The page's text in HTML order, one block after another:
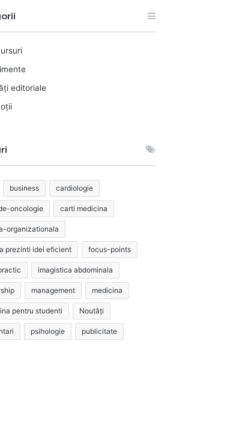
editoriale
business cardiologie
oncologie carti medicina
organizationala
prezinti idei eficient focus-points
imagistica abdominala
management medicina
pentru studenti Noutăți
psihologie publicitate